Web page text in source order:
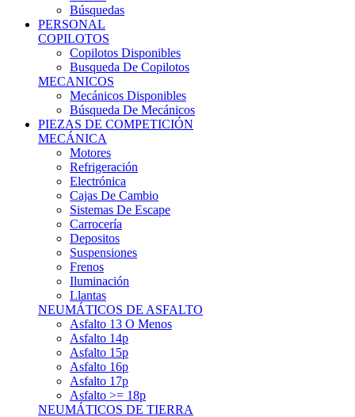
PERSONAL
COPILOTOS
Copilotos Disponibles
Busqueda De Copilotos
MECANICOS
Mecánicos Disponibles
Búsqueda De Mecánicos
PIEZAS DE COMPETICIÓN
MECÁNICA
Motores
Refrigeración
Electrónica
Cajas De Cambio
Sistemas De Escape
Carrocería
Depositos
Suspensiones
Frenos
Iluminación
Llantas
NEUMÁTICOS DE ASFALTO
Asfalto 13 O Menos
Asfalto 14p
Asfalto 15p
Asfalto 16p
Asfalto 17p
Asfalto >= 18p
NEUMÁTICOS DE TIERRA
Tierra 13 O Menos